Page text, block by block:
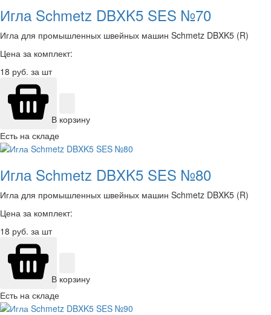
Игла Schmetz DBXK5 SES №70
Игла для промышленных швейных машин Schmetz DBXK5 (R)
Цена за комплект:
18 руб. за шт
В корзину
Есть на складе
Игла Schmetz DBXK5 SES №80
Игла для промышленных швейных машин Schmetz DBXK5 (R)
Цена за комплект:
18 руб. за шт
В корзину
Есть на складе